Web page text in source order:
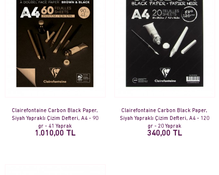
Clairefontaine Carbon Black Paper,
Siyah Yapraklı Çizim Defteri, A4 - 90
gr - 41 Yaprak
1.010,00 TL
Clairefontaine Carbon Black Paper,
Siyah Yapraklı Çizim Defteri, A4 - 120
gr - 20 Yaprak
340,00 TL